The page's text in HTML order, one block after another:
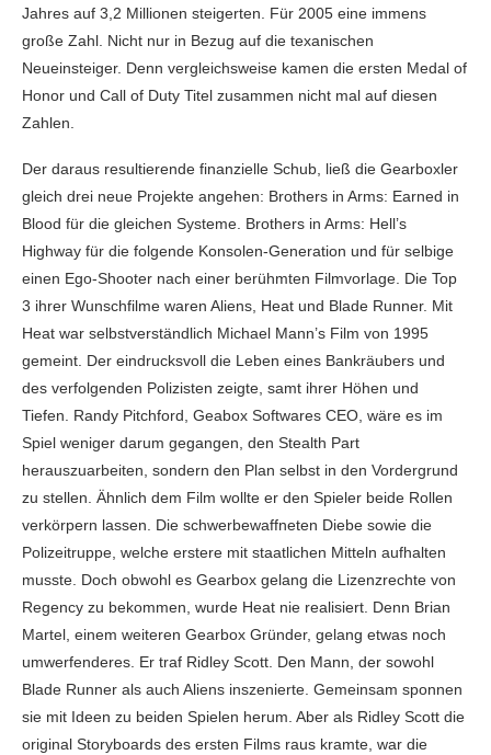
Jahres auf 3,2 Millionen steigerten. Für 2005 eine immens
große Zahl. Nicht nur in Bezug auf die texanischen
Neueinsteiger. Denn vergleichsweise kamen die ersten Medal of
Honor und Call of Duty Titel zusammen nicht mal auf diesen
Zahlen.
Der daraus resultierende finanzielle Schub, ließ die Gearboxler
gleich drei neue Projekte angehen: Brothers in Arms: Earned in
Blood für die gleichen Systeme. Brothers in Arms: Hell’s
Highway für die folgende Konsolen-Generation und für selbige
einen Ego-Shooter nach einer berühmten Filmvorlage. Die Top
3 ihrer Wunschfilme waren Aliens, Heat und Blade Runner. Mit
Heat war selbstverständlich Michael Mann’s Film von 1995
gemeint. Der eindrucksvoll die Leben eines Bankräubers und
des verfolgenden Polizisten zeigte, samt ihrer Höhen und
Tiefen. Randy Pitchford, Geabox Softwares CEO, wäre es im
Spiel weniger darum gegangen, den Stealth Part
herauszuarbeiten, sondern den Plan selbst in den Vordergrund
zu stellen. Ähnlich dem Film wollte er den Spieler beide Rollen
verkörpern lassen. Die schwerbewaffneten Diebe sowie die
Polizeitruppe, welche erstere mit staatlichen Mitteln aufhalten
musste. Doch obwohl es Gearbox gelang die Lizenzrechte von
Regency zu bekommen, wurde Heat nie realisiert. Denn Brian
Martel, einem weiteren Gearbox Gründer, gelang etwas noch
umwerfenderes. Er traf Ridley Scott. Den Mann, der sowohl
Blade Runner als auch Aliens inszenierte. Gemeinsam sponnen
sie mit Ideen zu beiden Spielen herum. Aber als Ridley Scott die
original Storyboards des ersten Films raus kramte, war die